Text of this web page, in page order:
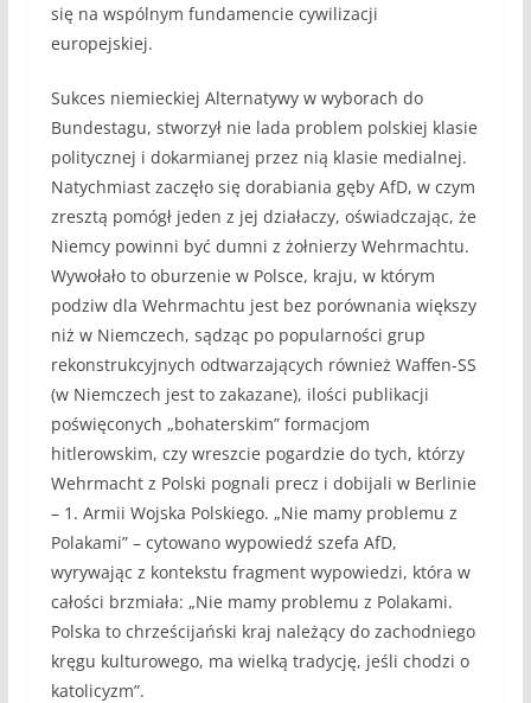
się na wspólnym fundamencie cywilizacji
europejskiej.
Sukces niemieckiej Alternatywy w wyborach do
Bundestagu, stworzył nie lada problem polskiej klasie
politycznej i dokarmianej przez nią klasie medialnej.
Natychmiast zaczęło się dorabiania gęby AfD, w czym
zresztą pomógł jeden z jej działaczy, oświadczając, że
Niemcy powinni być dumni z żołnierzy Wehrmachtu.
Wywołało to oburzenie w Polsce, kraju, w którym
podziw dla Wehrmachtu jest bez porównania większy
niż w Niemczech, sądząc po popularności grup
rekonstrukcyjnych odtwarzających również Waffen-SS
(w Niemczech jest to zakazane), ilości publikacji
poświęconych „bohaterskim” formacjom
hitlerowskim, czy wreszcie pogardzie do tych, którzy
Wehrmacht z Polski pognali precz i dobijali w Berlinie
– 1. Armii Wojska Polskiego. „Nie mamy problemu z
Polakami” – cytowano wypowiedź szefa AfD,
wyrywając z kontekstu fragment wypowiedzi, która w
całości brzmiała: „Nie mamy problemu z Polakami.
Polska to chrześcijański kraj należący do zachodniego
kręgu kulturowego, ma wielką tradycję, jeśli chodzi o
katolicyzm”.